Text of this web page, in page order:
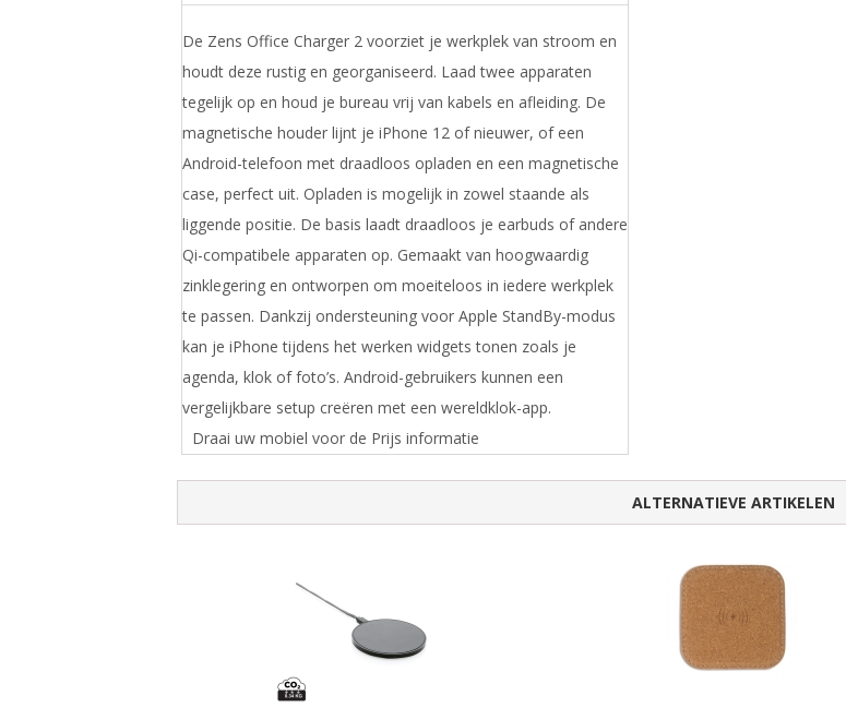
De Zens Office Charger 2 voorziet je werkplek van stroom en
houdt deze rustig en georganiseerd. Laad twee apparaten
tegelijk op en houd je bureau vrij van kabels en afleiding. De
magnetische houder lijnt je iPhone 12 of nieuwer, of een
Android-telefoon met draadloos opladen en een magnetische
case, perfect uit. Opladen is mogelijk in zowel staande als
liggende positie. De basis laadt draadloos je earbuds of andere
Qi-compatibele apparaten op. Gemaakt van hoogwaardig
zinklegering en ontworpen om moeiteloos in iedere werkplek
te passen. Dankzij ondersteuning voor Apple StandBy-modus
kan je iPhone tijdens het werken widgets tonen zoals je
agenda, klok of foto’s. Android-gebruikers kunnen een
vergelijkbare setup creëren met een wereldklok-app.
Draai uw mobiel voor de Prijs informatie
ALTERNATIEVE ARTIKELEN